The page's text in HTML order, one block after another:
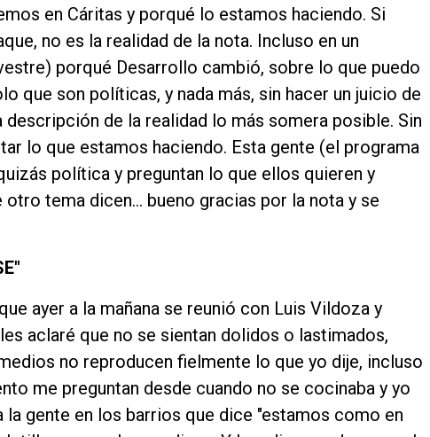
en Cáritas y porqué lo estamos haciendo. Si
no es la realidad de la nota. Incluso en un
porqué Desarrollo cambió, sobre lo que puedo
que son políticas, y nada más, sin hacer un juicio de
descripción de la realidad lo más somera posible. Sin
lo que estamos haciendo. Esta gente (el programa
política y preguntan lo que ellos quieren y
otro tema dicen… bueno gracias por la nota y se
ayer a la mañana se reunió con Luis Vildoza y
aclaré que no se sientan dolidos o lastimados,
no reproducen fielmente lo que yo dije, incluso
me preguntan desde cuando no se cocinaba y yo
gente en los barrios que dice "estamos como en